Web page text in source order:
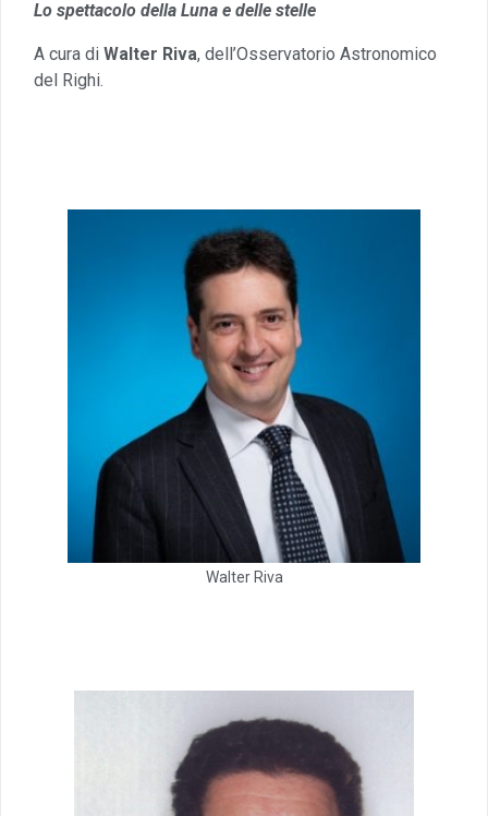
Lo spettacolo della Luna e delle stelle
A cura di Walter Riva, dell’Osservatorio Astronomico
del Righi.
Walter Riva